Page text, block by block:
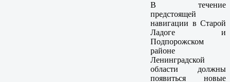
В течение
предстоящей
навигации в Старой
Ладоге и
Подпорожском
районе
Ленинградской
области должны
появиться новые